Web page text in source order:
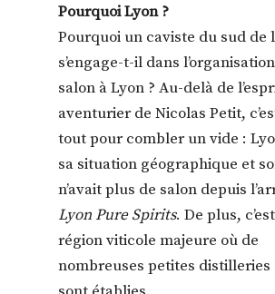
Pourquoi Lyon ?
Pourquoi un caviste du sud de
s’engage-t-il dans
salon à Lyon ? Au-delà de
aventurier de Nicolas Petit,
tout pour combler un vide :
sa situation géographique et
n’avait plus de salon depuis
Lyon Pure Spirits. De plus,
région viticole majeure où de
nombreuses petites distilleries